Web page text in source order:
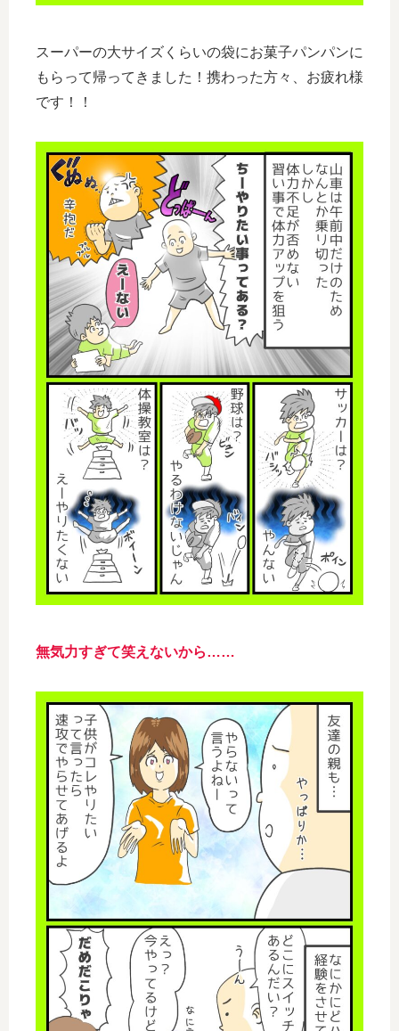
スーパーの大サイズくらいの袋にお菓子パンパンに
もらって帰ってきました！携わった方々、お疲れ様
です！！
無気力すぎて笑えないから……